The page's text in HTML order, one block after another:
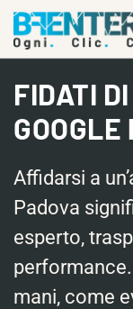
FIDATI
GOOGLE
Affidarsi a
Padova
esperto,
mani, come